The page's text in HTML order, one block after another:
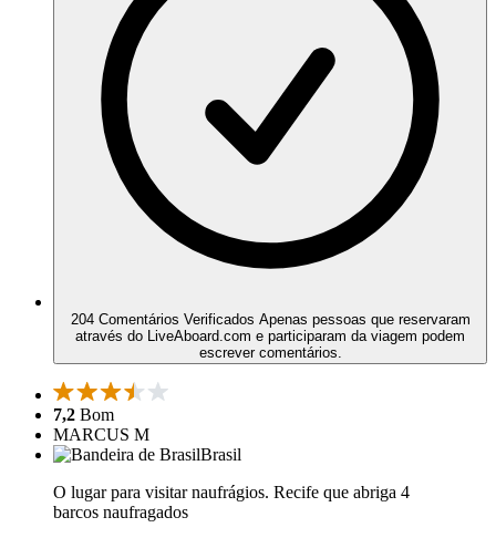
204 Comentários Verificados Apenas pessoas que reservaram
através do LiveAboard.com e participaram da viagem podem
escrever comentários.
7,2 Bom
MARCUS M
Brasil
O lugar para visitar naufrágios. Recife que abriga 4
barcos naufragados